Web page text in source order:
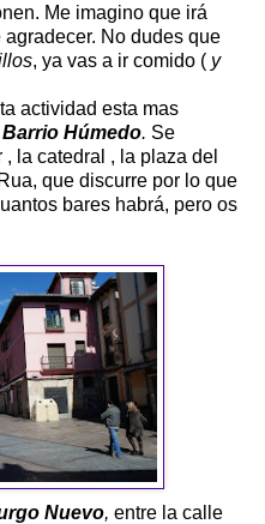
Me imagino que irá
No dudes que
, ya vas a ir comido ( y
actividad esta mas
Barrio Húmedo. Se
la catedral , la plaza del
que discurre por lo que
bares habrá, pero os
Nuevo, entre la calle